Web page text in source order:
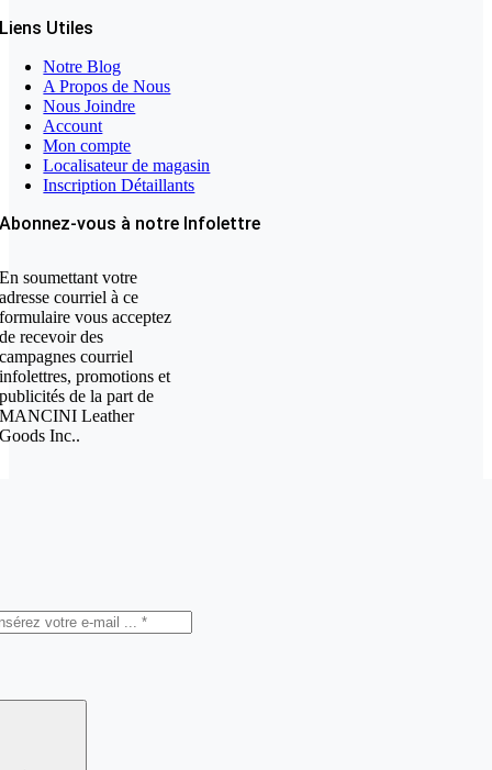
Liens Utiles
Notre Blog
A Propos de Nous
Nous Joindre
Account
Mon compte
Localisateur de magasin
Inscription Détaillants
Abonnez-vous à notre Infolettre
En soumettant votre
adresse courriel à ce
formulaire vous acceptez
de recevoir des
campagnes courriel
infolettres, promotions et
publicités de la part de
MANCINI Leather
Goods Inc..